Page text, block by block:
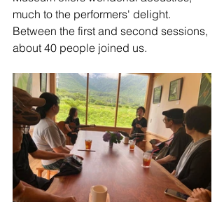
much to the performers' delight.
Between the first and second sessions,
about 40 people joined us.